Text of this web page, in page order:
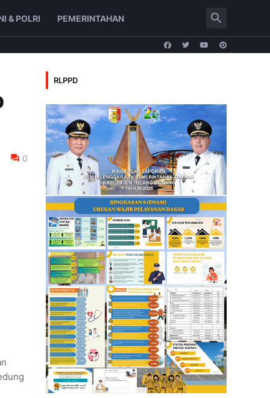
& POLRI PEMERINTAHAN
0
RLPPD